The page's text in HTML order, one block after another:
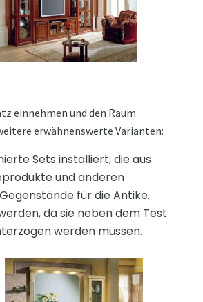
einnehmen und den Raum
erwähnenswerte Varianten:
Sets installiert, die aus
und anderen
für die Antike.
da sie neben dem Test
werden müssen.